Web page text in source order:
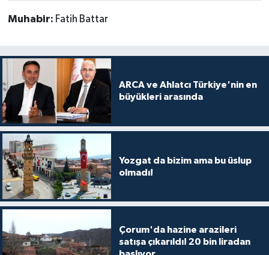
Muhabir: Fatih Battar
ARCA ve Ahlatcı Türkiye'nin en
büyükleri arasında
Yozgat da bizim ama bu üslup
olmadı!
Çorum'da hazine arazileri
satışa çıkarıldı! 20 bin liradan